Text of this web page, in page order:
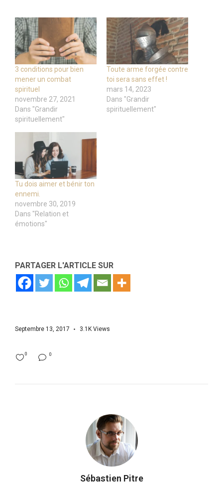
3 conditions pour bien
mener un combat
spirituel
novembre 27, 2021
Dans "Grandir
spirituellement"
Toute arme forgée contre
toi sera sans effet !
mars 14, 2023
Dans "Grandir
spirituellement"
Tu dois aimer et bénir ton
ennemi.
novembre 30, 2019
Dans "Relation et
émotions"
PARTAGER L'ARTICLE SUR
Septembre 13, 2017 3.1K Views
0
0
Sébastien Pitre